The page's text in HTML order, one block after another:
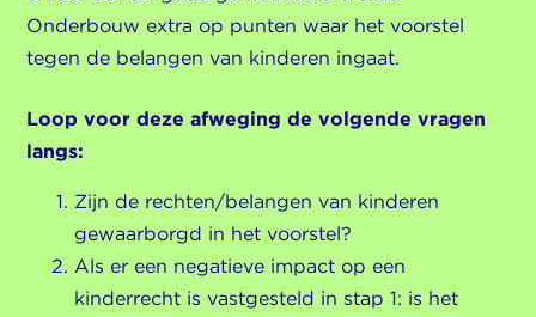
Onderbouw extra op punten waar het voorstel
tegen de belangen van kinderen ingaat.
Loop voor deze afweging de volgende vragen
langs:
Zijn de rechten/belangen van kinderen
gewaarborgd in het voorstel?
Als er een negatieve impact op een
kinderrecht is vastgesteld in stap 1: is het